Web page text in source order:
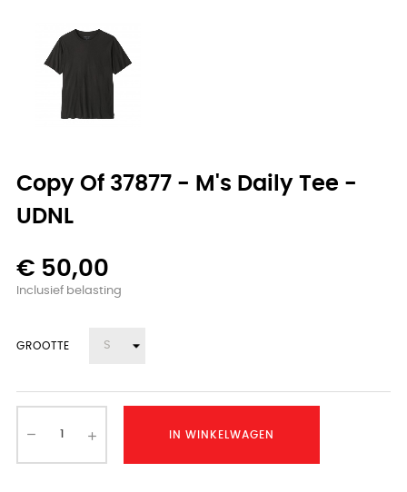
Copy Of 37877 - M's Daily Tee -
UDNL
€ 50,00
Inclusief belasting
GROOTTE
IN WINKELWAGEN